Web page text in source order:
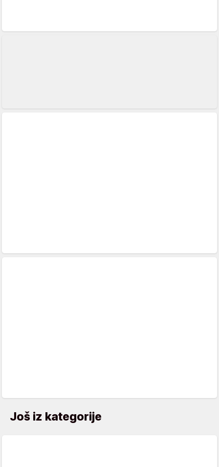
Još iz kategorije